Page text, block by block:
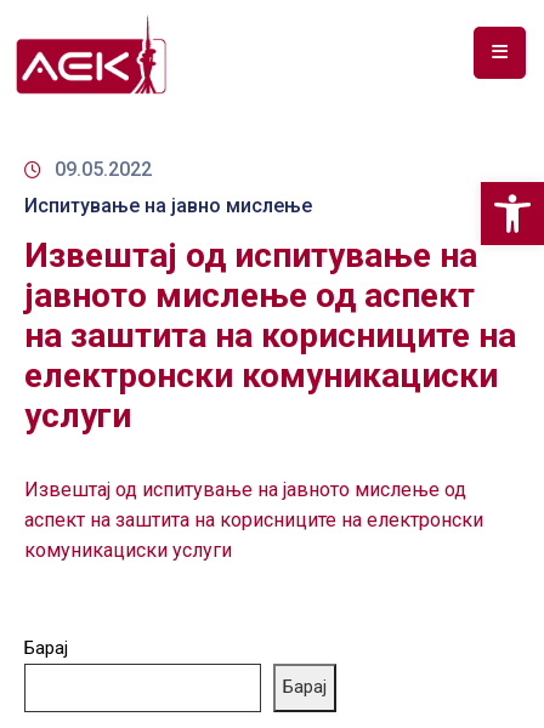
ЗА
ДОКУМЕНТИ
РФ
СПЕКТАР
ТЕЛЕКОМУНИКАЦИИ
АНАЛИЗА
ПАЗАР
ГРИЖА
ЈАВНИ
09.05.2022
Испитување на јавно мислење
Извештај од испитување на
јавното мислење од аспект
на заштита на корисниците на
електронски комуникациски
услуги
Извештај од испитување на јавното мислење од
аспект на заштита на корисниците на електронски
комуникациски услуги
Барај
Барај